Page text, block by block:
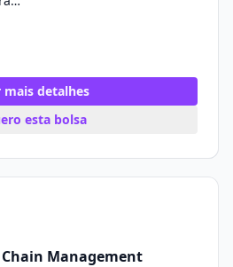
mais detalhes
esta bolsa
Management